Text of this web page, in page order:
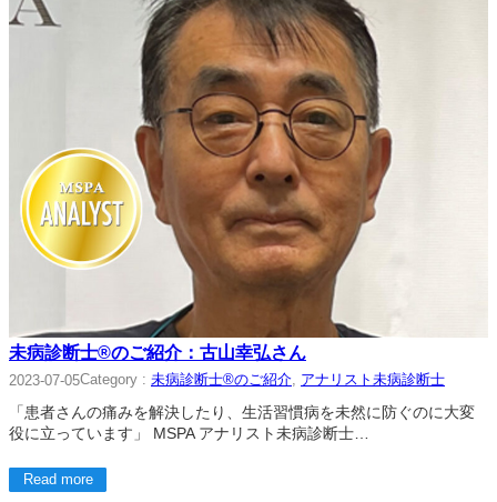
未病診断士®のご紹介：古山幸弘さん
2023-07-05Category : 未病診断士®のご紹介, アナリスト未病診断士
「患者さんの痛みを解決したり、生活習慣病を未然に防ぐのに大変
役に立っています」 MSPA アナリスト未病診断士…
Read more